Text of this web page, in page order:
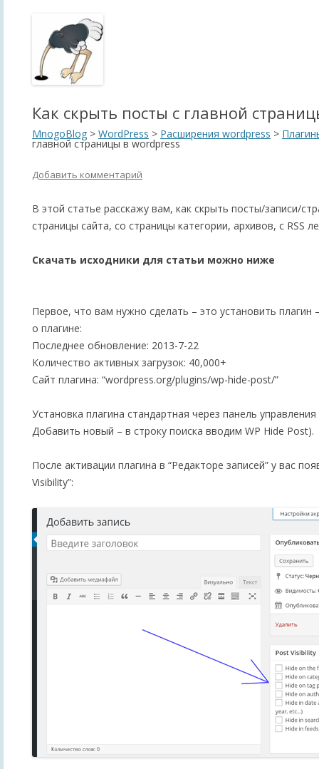
Как скрыть посты с главной
MnogoBlog > WordPress > Расширения wordpress >
главной страницы в wordpress
Добавить комментарий
В этой статье расскажу вам, как скрыть посты/записи/
страницы сайта, со страницы категории, архивов, с RSS
Скачать исходники для статьи можно ниже
Первое, что вам нужно сделать – это установить плагин
о плагине:
Последнее обновление: 2013-7-22
Количество активных загрузок: 40,000+
Сайт плагина: “wordpress.org/plugins/wp-hide-post/”
Установка плагина стандартная через панель
Добавить новый – в строку поиска вводим WP Hide Post).
После активации плагина в “Редакторе записей” у вас
Visibility”: